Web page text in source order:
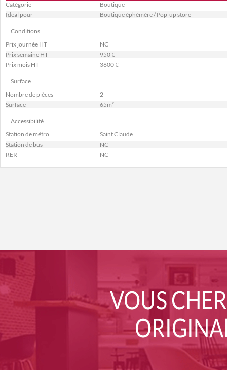
Catégorie
Boutique
Ideal pour
Boutique éphémère / Pop-up store
Conditions
Prix journée HT
NC
Prix semaine HT
950 €
Prix mois HT
3600 €
Surface
Nombre de pièces
2
Surface
65m²
Accessibilité
Station de métro
Saint Claude
Station de bus
NC
RER
NC